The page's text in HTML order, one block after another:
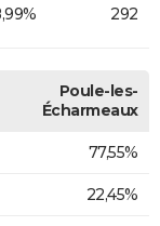
292
Poule-les-
Écharmeaux
77,55%
22,45%